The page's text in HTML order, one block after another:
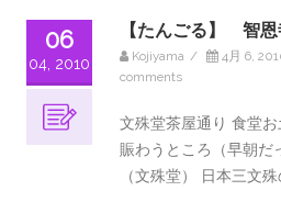
06
04, 2010
【たんごる】 智恩
Kojiyama / 4月 6,
comments
文殊堂茶屋通り 食堂
賑わうところ（早朝だ
（文殊堂） 日本三文